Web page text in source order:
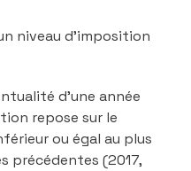
niveau d’imposition
d’une année
repose sur le
ou égal au plus
précédentes (2017,